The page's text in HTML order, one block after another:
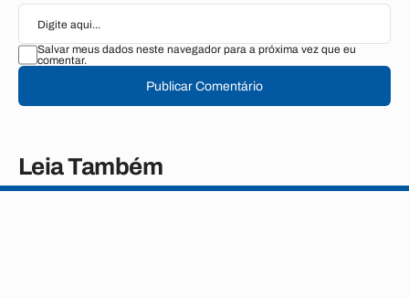
Salvar meus dados neste navegador para a próxima vez que eu
comentar.
Publicar Comentário
Leia Também